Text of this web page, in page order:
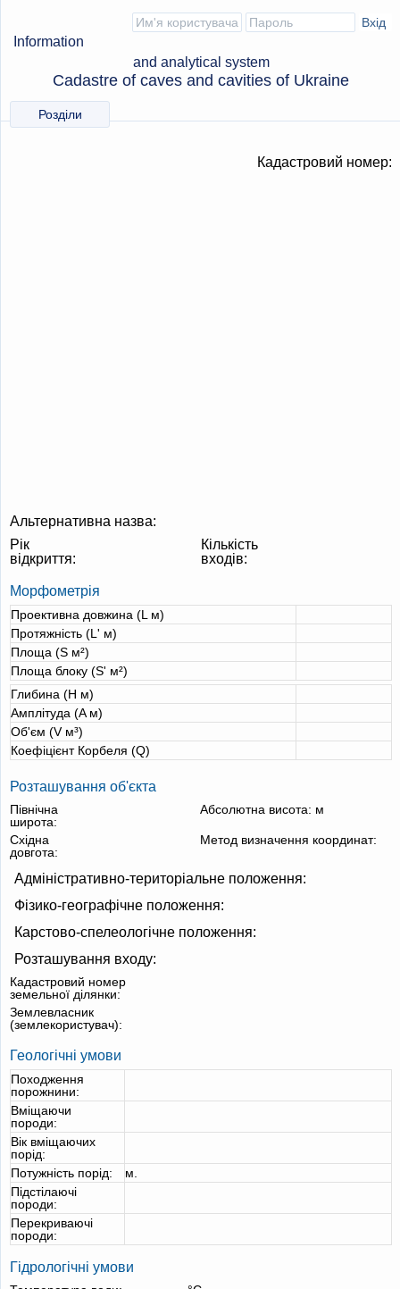
Information
and analytical system
Cadastre of caves and cavities of Ukraine
Розділи
Кадастровий номер:
Альтернативна назва:
Рік
відкриття:
Кількість
входів:
Морфометрія
Проективна довжина (L м)
Протяжність (L' м)
Площа (S м²)
Площа блоку (S' м²)
Глибина (H м)
Амплітуда (A м)
Об'єм (V м³)
Коефіцієнт Корбеля (Q)
Розташування об'єкта
Північна
широта:
Абсолютна висота: м
Східна
довгота:
Метод визначення координат:
Адміністративно-територіальне положення:
Фізико-географічне положення:
Карстово-спелеологічне положення:
Розташування входу:
Кадастровий номер
земельної ділянки:
Землевласник
(землекористувач):
Геологічні умови
Походження
порожнини:
Вміщаючи
породи:
Вік вміщаючих
порід:
Потужність порід:
м.
Підстілаючі
породи:
Перекриваючі
породи:
Гідрологічні умови